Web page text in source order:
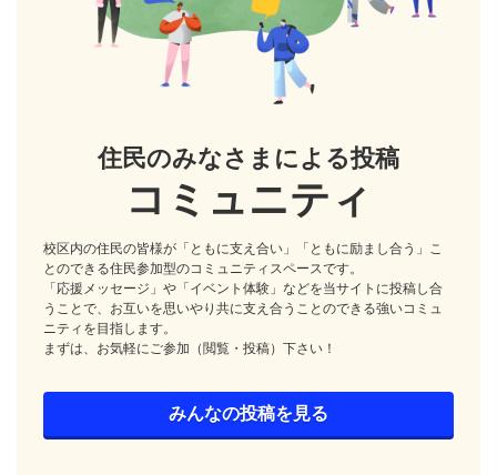
住民のみなさまによる投稿
コミュニティ
校区内の住民の皆様が「ともに支え合い」「ともに励まし合う」こ
とのできる住民参加型のコミュニティスペースです。
「応援メッセージ」や「イベント体験」などを当サイトに投稿し合
うことで、お互いを思いやり共に支え合うことのできる強いコミュ
ニティを目指します。
まずは、お気軽にご参加（閲覧・投稿）下さい！
みんなの投稿を見る